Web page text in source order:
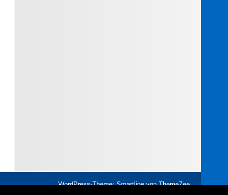
WordPress-Theme: Smartline von ThemeZee.